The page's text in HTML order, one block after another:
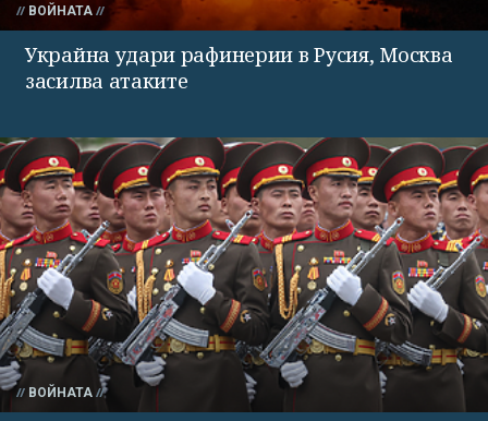
ВОЙНАТА
Украйна удари рафинерии в Русия, Москва
засилва атаките
ВОЙНАТА